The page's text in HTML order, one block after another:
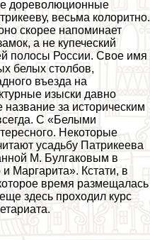
дореволюционные
весьма колоритно.
скорее напоминает
а не купеческий
полосы России. Свое имя
белых столбов,
въезда на
изыски давно
название за историческим
С «Белыми
Некоторые
усадьбу Патрикеева
М. Булгаковым в
Маргарита». Кстати, в
время размещалась
здесь проходил курс